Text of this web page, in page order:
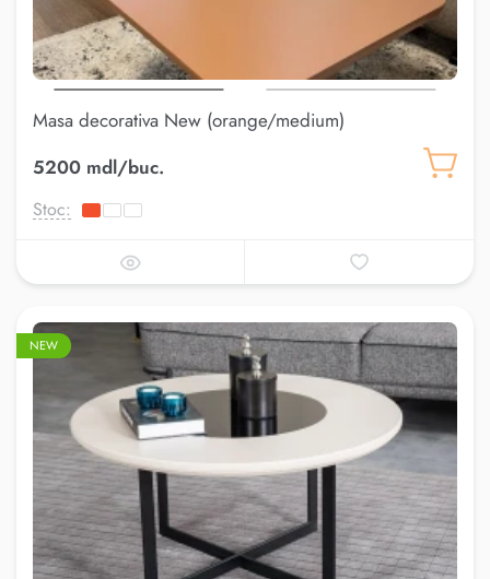
Masa decorativa New (orange/medium)
5200 mdl/buc.
Stoc:
NEW